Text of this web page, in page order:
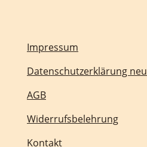
Impressum
Datenschutzerklärung neu
AGB
Widerrufsbelehrung
Kontakt